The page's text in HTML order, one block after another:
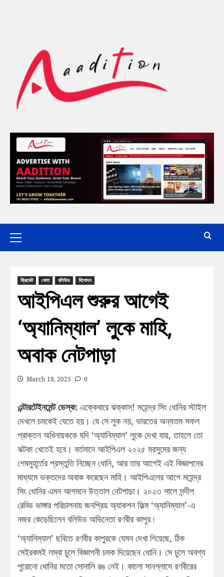
ক্রিকেট খেলা বলিউড বিনোদন
আইপিএল শুরুর আগেই
‘অ্যানিম্যাল’ লুকে মাহি,
অবাক নেটপাড়া
March 18, 2025 0
এন্টারটেইনমেন্ট ডেস্ক: এক্কেবারে ঝক্কাস! মহেন্দ্র সিং ধোনির স্টাইল
দেখলে চমকেই যেতে হয়। যে সে লুক নয়, ভারতের অন্যতম সফল
প্রাক্তন অধিনায়ককে যদি ‘অ্যানিম্যাল’ লুকে দেখা যায়, তাহলে তো
ঝটকা খেতেই হবে। বর্তমানে আইপিএল ২০২৫ মরসুমের জন্য
শেষমুহূর্তের প্রস্তুতি নিচ্ছেন ধোনি, আর তার আগেই এই বিজ্ঞাপনের
মাধ্যমে ভক্তদের অবাক করেছেন মাহি। আইপিএলের আগে মহেন্দ্র
সিং ধোনির এমন আগমনে উত্তাল নেটপাড়া। ২০২৩ সালে সন্দীপ
রেড্ডি ভাঙ্গার পরিচালনায় জনপ্রিয় অ্যাকশন ফিল্ম ‘অ্যানিম্যাল’-এ
নজর কেড়েছিলেন বলিউড অভিনেতা রণবীর কাপুর ৷
‘অ্যানিম্যাল’ ছবিতে রণবীর কাপুরকে যেমন দেখা গিয়েছে, ঠিক
সেইরকমই লম্বা চুলে বিজ্ঞাপনী চমক দিয়েছেন ধোনি। সে চুলে অবশ্য
পুরোনো ধোনির মতো সোনালি রঙ নেই। কালো সানগ্লাসে রণবীরের